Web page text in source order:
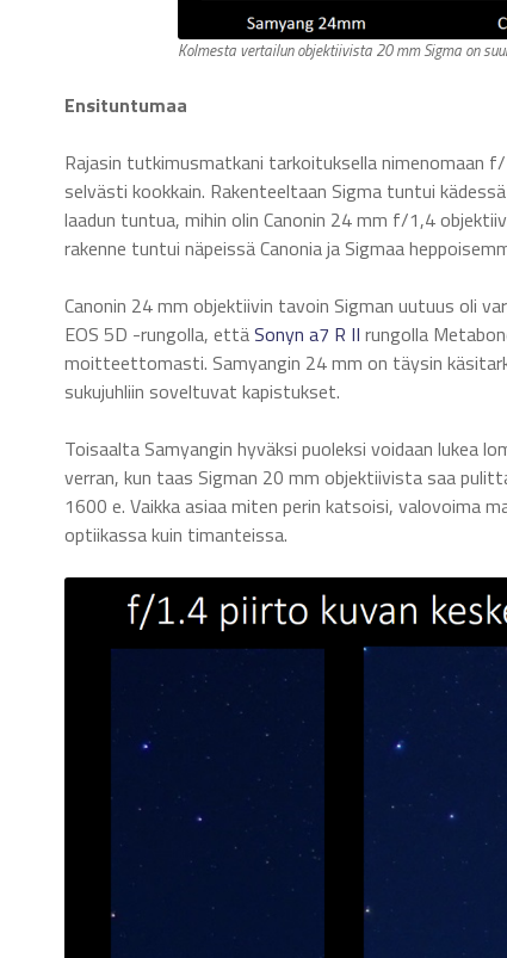
Kolmesta vertailun objektiivista 20 mm Sigma on
Ensituntumaa
Rajasin tutkimusmatkani tarkoituksella
selvästi kookkain. Rakenteeltaan Sigma tuntui
laadun tuntua, mihin olin Canonin 24 mm f/1,4
rakenne tuntui näpeissä Canonia ja Sigmaa
Canonin 24 mm objektiivin tavoin Sigman uutuus oli
EOS 5D -rungolla, ettäSonyn a7 R II rungolla
moitteettomasti. Samyangin 24 mm on täysin
sukujuhliin soveltuvat kapistukset.
Toisaalta Samyangin hyväksi puoleksi voidaan lukea
verran, kun taas Sigman 20 mm objektiivista saa
1600 e. Vaikka asiaa miten perin katsoisi, valovoima
optiikassa kuin timanteissa.